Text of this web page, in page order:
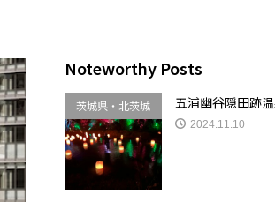
Noteworthy Posts
茨城県・北茨城 五浦幽谷隠田跡
2024.11.10